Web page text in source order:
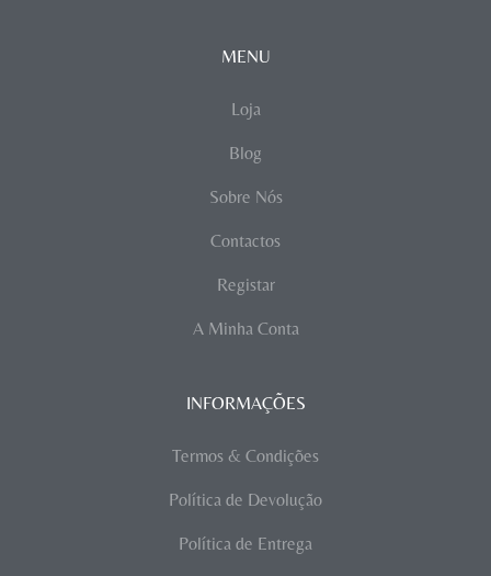
MENU
Loja
Blog
Sobre Nós
Contactos
Registar
A Minha Conta
INFORMAÇÕES
Termos & Condições
Política de Devolução
Política de Entrega